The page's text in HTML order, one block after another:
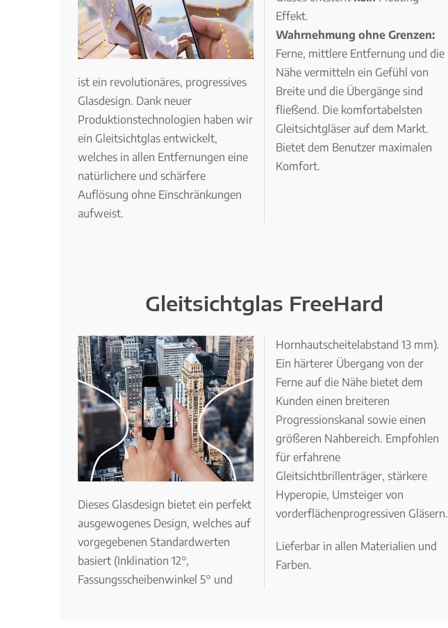
ist ein revolutionäres, progressives
Glasdesign. Dank neuer
Produktionstechnologien haben wir
ein Gleitsichtglas entwickelt,
welches in allen Entfernungen eine
natürlichere und schärfere
Auflösung ohne Einschränkungen
aufweist.
Effekt.
Wahrnehmung ohne Grenzen:
Ferne, mittlere Entfernung und die
Nähe vermitteln ein Gefühl von
Breite und die Übergänge sind
fließend. Die komfortabelsten
Gleitsichtgläser auf dem Markt.
Bietet dem Benutzer maximalen
Komfort.
Gleitsichtglas FreeHard
Dieses Glasdesign bietet ein perfekt
ausgewogenes Design, welches auf
vorgegebenen Standardwerten
basiert (Inklination 12°,
Fassungsscheibenwinkel 5° und
Hornhautscheitelabstand 13 mm).
Ein härterer Übergang von der
Ferne auf die Nähe bietet dem
Kunden einen breiteren
Progressionskanal sowie einen
größeren Nahbereich. Empfohlen
für erfahrene
Gleitsichtbrillenträger, stärkere
Hyperopie, Umsteiger von
vorderflächenprogressiven Gläsern.
Lieferbar in allen Materialien und
Farben.